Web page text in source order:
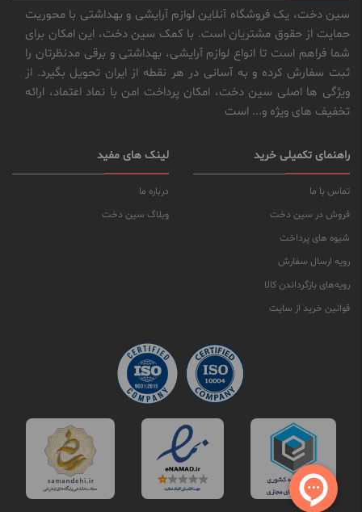
سین دخت، یک فروشگاه آنلاین لوازم آرایشی و بهداشتی با محوریت
حمایت از حقوق مشتریان است. با کمک سین دخت، این امکان برای
شما فراهم است تا انواع لوازم آرایشی، بهداشتی و برقی مدنظرتان را
ثبت سفارش کرده و به آسانی در هر نقطه از ایران تحویل بگیرد. از
ویژگی ها اصلی سین دخت، امکان پرداخت امن با نماد اعتماد، ارائه
تخفیف های ویژه و... است
راهنمای تکمیلی خرید
تماس با ما
فروش در سین دخت
شیوه های پرداخت
رویه ارسال سفارش
رویه‌های بازگرداندن کالا
قوانین خرید از سایت
لینک های مفید
درباره ما
وبلاگ سین دخت